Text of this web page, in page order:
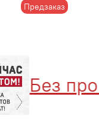
Предзаказ
Без